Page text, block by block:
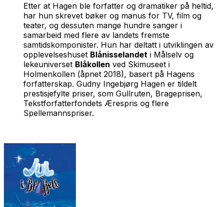
Etter at Hagen ble forfatter og dramatiker på heltid,
har hun skrevet bøker og manus for TV, film og
teater, og dessuten mange hundre sanger i
samarbeid med flere av landets fremste
samtidskomponister. Hun har deltatt i utviklingen av
opplevelseshuset Blånisselandet i Målselv og
lekeuniverset Blåkollen ved Skimuseet i
Holmenkollen (åpnet 2018), basert på Hagens
forfatterskap. Gudny Ingebjørg Hagen er tildelt
prestisjefylte priser, som Gullruten, Brageprisen,
Tekstforfatterfondets Ærespris og flere
Spellemannspriser.